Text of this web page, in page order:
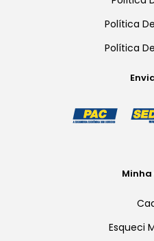
Política
Política
Esqueci